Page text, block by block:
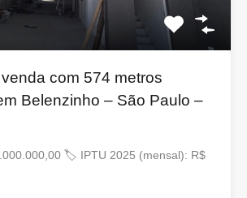
com 574 metros
Belenzinho – São Paulo –
🏷 IPTU 2025 (mensal): R$